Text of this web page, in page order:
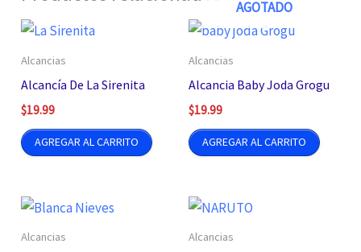
Alcancias
Alcancía De La Sirenita
$19.99
AGREGAR AL CARRITO
AGOTADO
Alcancias
Alcancia Baby Joda Grogu
$19.99
AGREGAR AL CARRITO
Alcancias Alcancias